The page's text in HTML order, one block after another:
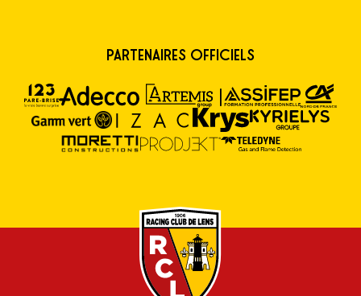
Partenaires Officiels